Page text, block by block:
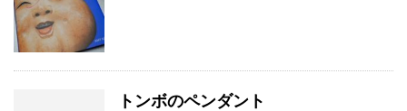
トンボのペンダント